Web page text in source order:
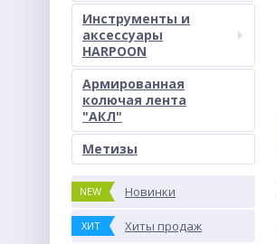
Инструменты и
аксессуары
HARPOON
Армированная
колючая лента
"АКЛ"
Метизы
NEW Новинки
ХИТ Хиты продаж